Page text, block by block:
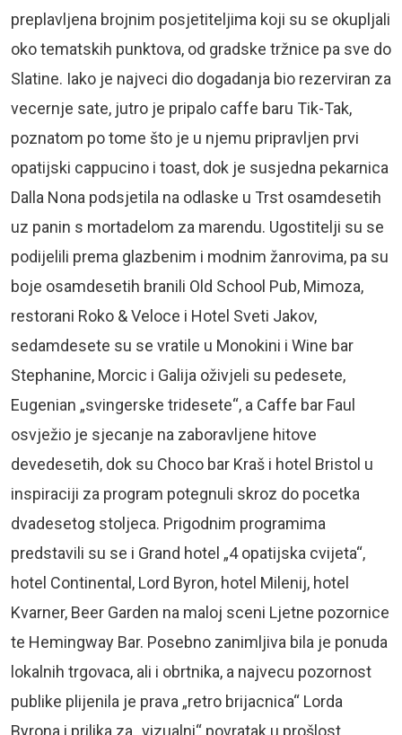
preplavljena brojnim posjetiteljima koji su se okupljali
oko tematskih punktova, od gradske tržnice pa sve do
Slatine. Iako je najveci dio dogadanja bio rezerviran za
vecernje sate, jutro je pripalo caffe baru Tik-Tak,
poznatom po tome što je u njemu pripravljen prvi
opatijski cappucino i toast, dok je susjedna pekarnica
Dalla Nona podsjetila na odlaske u Trst osamdesetih
uz panin s mortadelom za marendu. Ugostitelji su se
podijelili prema glazbenim i modnim žanrovima, pa su
boje osamdesetih branili Old School Pub, Mimoza,
restorani Roko & Veloce i Hotel Sveti Jakov,
sedamdesete su se vratile u Monokini i Wine bar
Stephanine, Morcic i Galija oživjeli su pedesete,
Eugenian „svingerske tridesete“, a Caffe bar Faul
osvježio je sjecanje na zaboravljene hitove
devedesetih, dok su Choco bar Kraš i hotel Bristol u
inspiraciji za program potegnuli skroz do pocetka
dvadesetog stoljeca. Prigodnim programima
predstavili su se i Grand hotel „4 opatijska cvijeta“,
hotel Continental, Lord Byron, hotel Milenij, hotel
Kvarner, Beer Garden na maloj sceni Ljetne pozornice
te Hemingway Bar. Posebno zanimljiva bila je ponuda
lokalnih trgovaca, ali i obrtnika, a najvecu pozornost
publike plijenila je prava „retro brijacnica“ Lorda
Byrona i prilika za „vizualni“ povratak u prošlost